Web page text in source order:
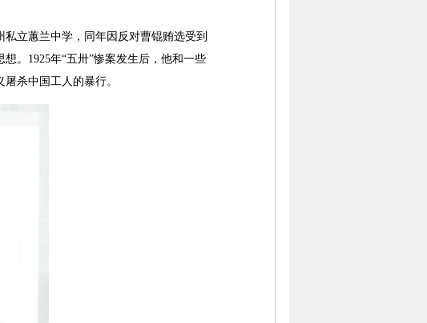
立蕙兰中学，同年因反对曹锟贿选受到
。1925年“五卅”惨案发生后，他和一些
杀中国工人的暴行。